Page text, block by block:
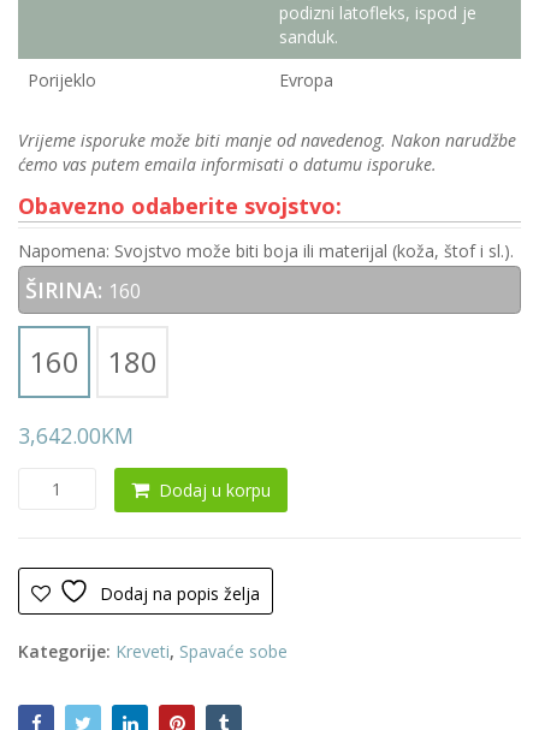
podizni latofleks, ispod je
sanduk.
Porijeklo
Evropa
Vrijeme isporuke može biti manje od navedenog. Nakon narudžbe
ćemo vas putem emaila informisati o datumu isporuke.
Obavezno odaberite svojstvo:
Napomena: Svojstvo može biti boja ili materijal (koža, štof i sl.).
ŠIRINA: 160
160 180
3,642.00KM
Krevet
količina
Dodaj u korpu
Dodaj na popis želja
Kategorije: Kreveti, Spavaće sobe